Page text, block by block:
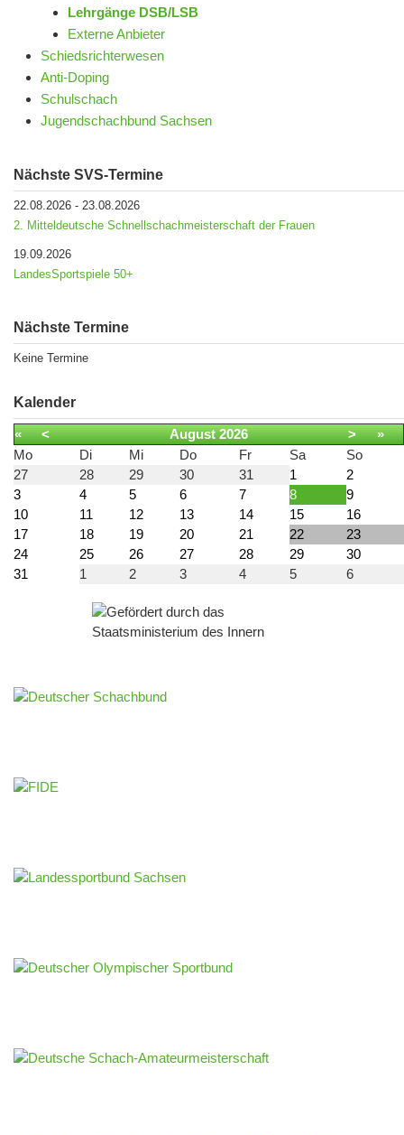
Lehrgänge DSB/LSB
Externe Anbieter
Schiedsrichterwesen
Anti-Doping
Schulschach
Jugendschachbund Sachsen
Nächste SVS-Termine
22.08.2026 - 23.08.2026
2. Mitteldeutsche Schnellschachmeisterschaft der Frauen
19.09.2026
LandesSportspiele 50+
Nächste Termine
Keine Termine
Kalender
« < August 2026 >
»
Mo
Di Mi Do Fr Sa
So
27
28 29 30 31 1
2
3
4 5 6 7 8
9
10
11 12 13 14 15
16
17
18 19 20 21 22
23
24
25 26 27 28 29
30
31
1 2 3 4 5 6